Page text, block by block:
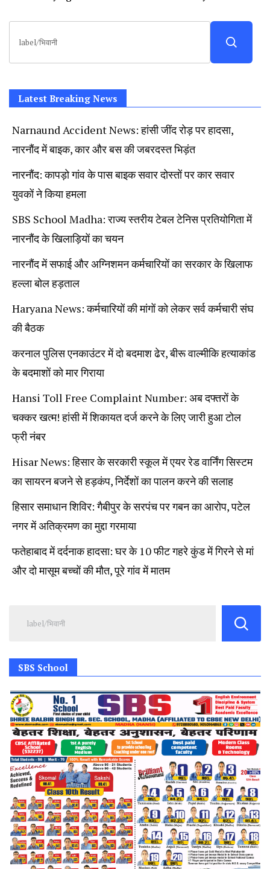
News, AHN News, Abtak Haryana News,
for:
Latest Breaking News
Narnaund Accident News: हांसी जींद रोड़ पर हादसा,
नारनौंद में बाइक, कार और बस की जबरदस्त भिड़ंत
नारनौंद: कापड़ो गांव के पास बाइक सवार दोस्तों पर कार सवार
युवकों ने किया हमला
SBS School Madha: राज्य स्तरीय टेबल टेनिस प्रतियोगिता में
नारनौंद के खिलाड़ियों का चयन
नारनौंद में सफाई और अग्निशमन कर्मचारियों का सरकार के खिलाफ
हल्ला बोल हड़ताल
Haryana News: कर्मचारियों की मांगों को लेकर सर्व कर्मचारी संघ
की बैठक
करनाल पुलिस एनकाउंटर में दो बदमाश ढेर, बीरू वाल्मीकि हत्याकांड
के बदमाशों को मार गिराया
Hansi Toll Free Complaint Number: अब दफ्तरों के
चक्कर खत्म! हांसी में शिकायत दर्ज करने के लिए जारी हुआ टोल
फ्री नंबर
Hisar News: हिसार के सरकारी स्कूल में एयर रेड वार्निंग सिस्टम
का सायरन बजने से हड़कंप, निर्देशों का पालन करने की सलाह
हिसार समाधान शिविर: गैबीपुर के सरपंच पर गबन का आरोप, पटेल
नगर में अतिक्रमण का मुद्दा गरमाया
फतेहाबाद में दर्दनाक हादसा: घर के 10 फीट गहरे कुंड में गिरने से मां
और दो मासूम बच्चों की मौत, पूरे गांव में मातम
SBS School